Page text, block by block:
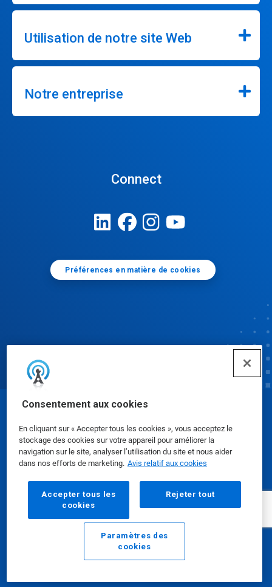
Consentement aux cookies
En cliquant sur « Accepter tous les cookies », vous acceptez le
stockage des cookies sur votre appareil pour améliorer la
navigation sur le site, analyser l’utilisation du site et nous aider
dans nos efforts de marketing. Avis relatif aux cookies
Accepter tous les
cookies
Rejeter tout
Paramètres des
cookies
Utilisation de notre site Web
Notre entreprise
Connect
Préférences en matière de cookies
Courriel Appeler
Fiches signalétiques|Politique de confidentialité
Modalités d'utilisation